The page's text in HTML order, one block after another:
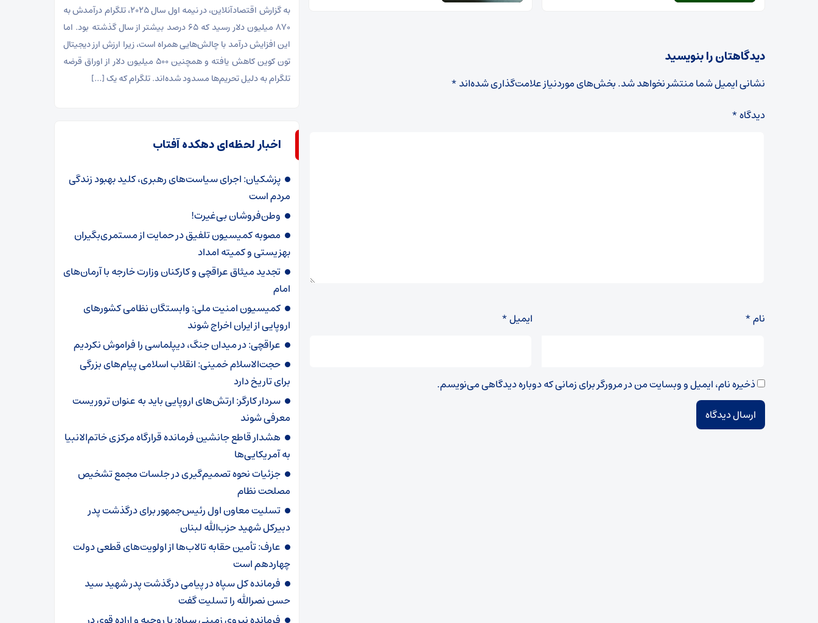
دیدگاهتان را بنویسید
نشانی ایمیل شما منتشر نخواهد شد.بخش‌های موردنیاز علامت‌گذاری شده‌اند*
دیدگاه*
نام* ایمیل*
ذخیره نام، ایمیل و وبسایت من در مرورگر برای زمانی که دوباره دیدگاهی می‌نویسم.
به گزارش اقتصادآنلاین، در نیمه اول سال ۲۰۲۵، تلگرام درآمدش به
۸۷۰ میلیون دلار رسید که ۶۵ درصد بیشتر از سال گذشته بود. اما
این افزایش درآمد با چالش‌هایی همراه است، زیرا ارزش ارز دیجیتال
تون ‌کوین کاهش یافته و همچنین ۵۰۰ میلیون دلار از اوراق قرضه
تلگرام به دلیل تحریم‌ها مسدود شده‌اند. تلگرام که یک […]
اخبار لحظه‌ای دهکده آفتاب
پزشکیان: اجرای سیاست‌های رهبری، کلید بهبود زندگی
مردم است
وطن‌فروشان بی‌غیرت!
مصوبه کمیسیون تلفیق در حمایت از مستمری‌بگیران
بهزیستی و کمیته امداد
تجدید میثاق عراقچی و کارکنان وزارت خارجه با آرمان‌های
امام
کمیسیون امنیت ملی: وابستگان نظامی کشورهای
اروپایی از ایران اخراج شوند
عراقچی: در میدان جنگ، دیپلماسی را فراموش نکردیم
حجت‌الاسلام خمینی: انقلاب اسلامی پیام‌های بزرگی
برای تاریخ دارد
سردار کارگر: ارتش‌های اروپایی باید به عنوان تروریست
معرفی شوند
هشدار قاطع جانشین فرمانده قرارگاه مرکزی خاتم‌الانبیا
به آمریکایی‌ها
جزئیات نحوه تصمیم‌گیری در جلسات مجمع تشخیص
مصلحت نظام
تسلیت معاون اول رئیس‌جمهور برای درگذشت پدر
دبیرکل شهید حزب‌الله لبنان
عارف: تأمین حقابه تالاب‌ها از اولویت‌های قطعی دولت
چهاردهم است
فرمانده کل سپاه در پیامی درگذشت پدر شهید سید
حسن نصرالله را تسلیت گفت